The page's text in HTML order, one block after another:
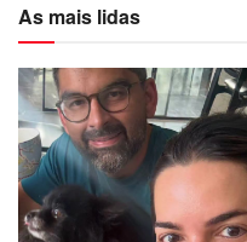
As mais lidas